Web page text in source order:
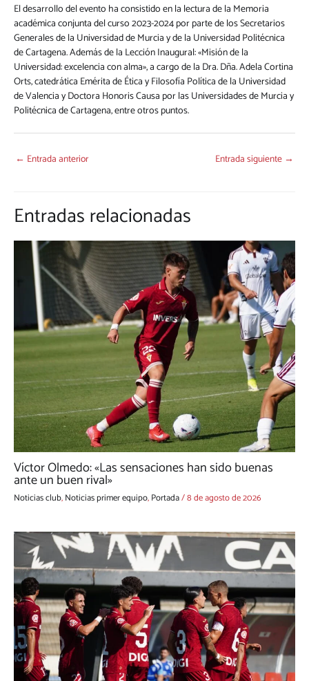
El desarrollo del evento ha consistido en la lectura de la Memoria
académica conjunta del curso 2023-2024 por parte de los Secretarios
Generales de la Universidad de Murcia y de la Universidad Politécnica
de Cartagena. Además de la Lección Inaugural: «Misión de la
Universidad: excelencia con alma», a cargo de la Dra. Dña. Adela Cortina
Orts, catedrática Emérita de Ética y Filosofía Política de la Universidad
de Valencia y Doctora Honoris Causa por las Universidades de Murcia y
Politécnica de Cartagena, entre otros puntos.
← Entrada anterior Entrada siguiente →
Entradas relacionadas
Víctor Olmedo: «Las sensaciones han sido buenas
ante un buen rival»
Noticias club,Noticias primer equipo,Portada/8 de agosto de 2026